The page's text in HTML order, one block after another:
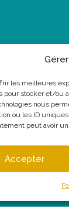
les meilleures
pour stocker et/ou
nous
ou les ID
peut avoir
Accepter